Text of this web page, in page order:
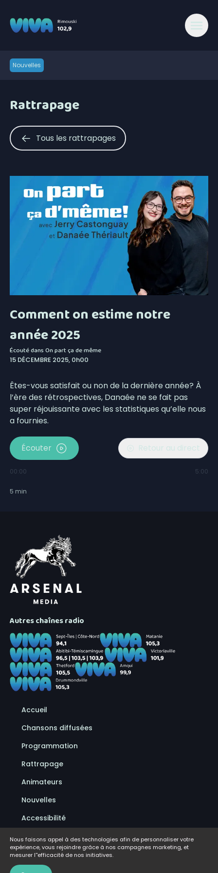
Nouvelles
Rattrapage
Tous les rattrapages
Comment on estime notre
année 2025
Écouté dansOn part ça de même
15 DÉCEMBRE 2025, 0h00
Êtes-vous satisfait ou non de la dernière année? À
l’ère des rétrospectives, Danaée ne se fait pas
super réjouissante avec les statistiques qu’elle nous
a fournies.
Écouter Retour au direct
00:00 5:00
5 min
Autres chaînes radio
Accueil
Chansons diffusées
Programmation
Rattrapage
Animateurs
Nouvelles
Accessibilité
Politique de confidentialité
Conditions d'utilisation
Nous faisons appel à des technologies afin de personnaliser votre
expérience, vous rejoindre grâce à nos campagnes marketing, et
mesurer l''efficacité de nos initiatives.